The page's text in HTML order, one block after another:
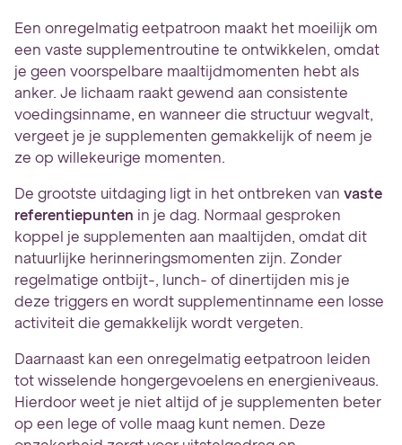
Een onregelmatig eetpatroon maakt het moeilijk om
een vaste supplementroutine te ontwikkelen, omdat
je geen voorspelbare maaltijdmomenten hebt als
anker. Je lichaam raakt gewend aan consistente
voedingsinname, en wanneer die structuur wegvalt,
vergeet je je supplementen gemakkelijk of neem je
ze op willekeurige momenten.
De grootste uitdaging ligt in het ontbreken van vaste
referentiepunten in je dag. Normaal gesproken
koppel je supplementen aan maaltijden, omdat dit
natuurlijke herinneringsmomenten zijn. Zonder
regelmatige ontbijt-, lunch- of dinertijden mis je
deze triggers en wordt supplementinname een losse
activiteit die gemakkelijk wordt vergeten.
Daarnaast kan een onregelmatig eetpatroon leiden
tot wisselende hongergevoelens en energieniveaus.
Hierdoor weet je niet altijd of je supplementen beter
op een lege of volle maag kunt nemen. Deze